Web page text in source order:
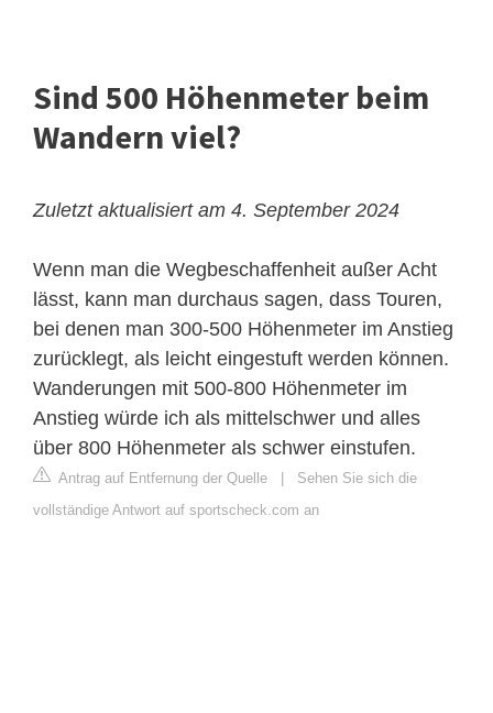
Sind 500 Höhenmeter beim
Wandern viel?
Zuletzt aktualisiert am 4. September 2024
Wenn man die Wegbeschaffenheit außer Acht
lässt, kann man durchaus sagen, dass Touren,
bei denen man 300-500 Höhenmeter im Anstieg
zurücklegt, als leicht eingestuft werden können.
Wanderungen mit 500-800 Höhenmeter im
Anstieg würde ich als mittelschwer und alles
über 800 Höhenmeter als schwer einstufen.
Antrag auf Entfernung der Quelle
Sehen Sie sich die
vollständige Antwort auf sportscheck.com an